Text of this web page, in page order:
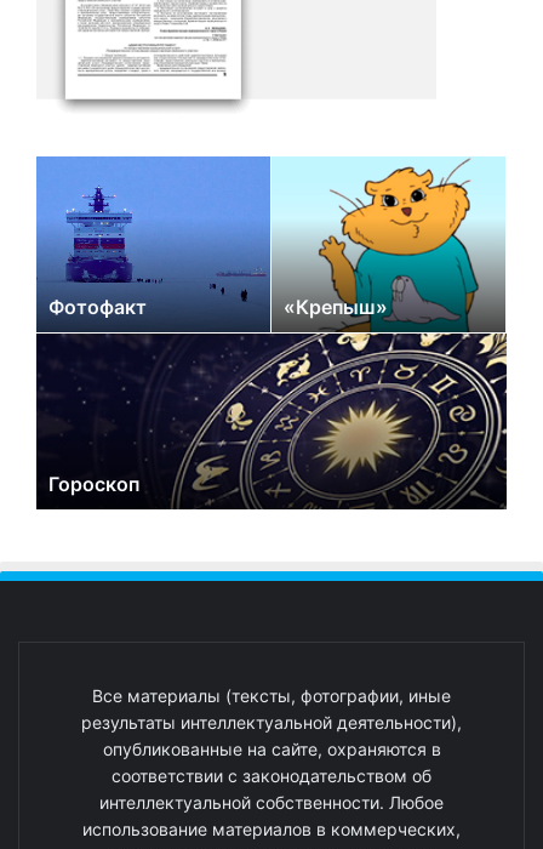
Фотофакт «Крепыш»
Гороскоп
Все материалы (тексты, фотографии, иные
результаты интеллектуальной деятельности),
опубликованные на сайте, охраняются в
соответствии с законодательством об
интеллектуальной собственности. Любое
использование материалов в коммерческих,